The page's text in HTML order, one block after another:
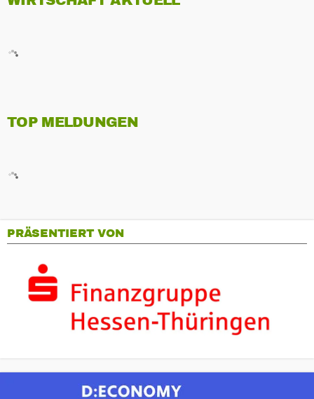
TOP MELDUNGEN
PRÄSENTIERT VON